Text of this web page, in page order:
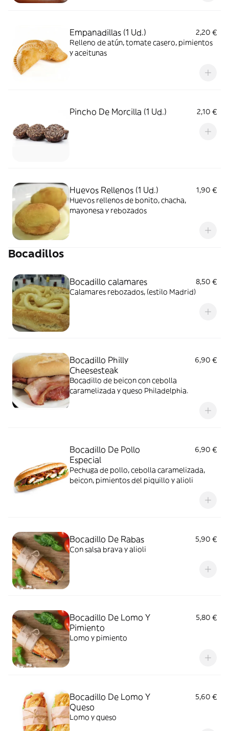
Empanadillas (1 Ud.)
2,20 €
Relleno de atún, tomate casero, pimientos
y aceitunas
Pincho De Morcilla (1 Ud.) 2,10 €
Huevos Rellenos (1 Ud.)
1,90 €
Huevos rellenos de bonito, chacha,
mayonesa y rebozados
Bocadillos
Bocadillo calamares
8,50 €
Calamares rebozados, (estilo Madrid)
Bocadillo Philly
Cheesesteak
6,90 €
Bocadillo de beicon con cebolla
caramelizada y queso Philadelphia.
Bocadillo De Pollo
Especial
6,90 €
Pechuga de pollo, cebolla caramelizada,
beicon, pimientos del piquillo y alioli
Bocadillo De Rabas
5,90 €
Con salsa brava y alioli
Bocadillo De Lomo Y
Pimiento
5,80 €
Lomo y pimiento
Bocadillo De Lomo Y
Queso
5,60 €
Lomo y queso